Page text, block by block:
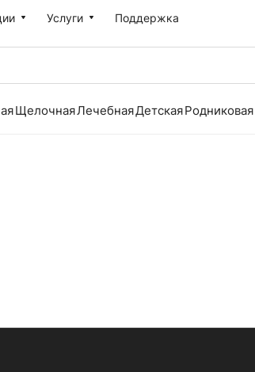
Услуги Поддержка
ЩелочнаяЛечебнаяДетскаяРодниковая